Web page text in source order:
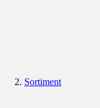
Sortiment